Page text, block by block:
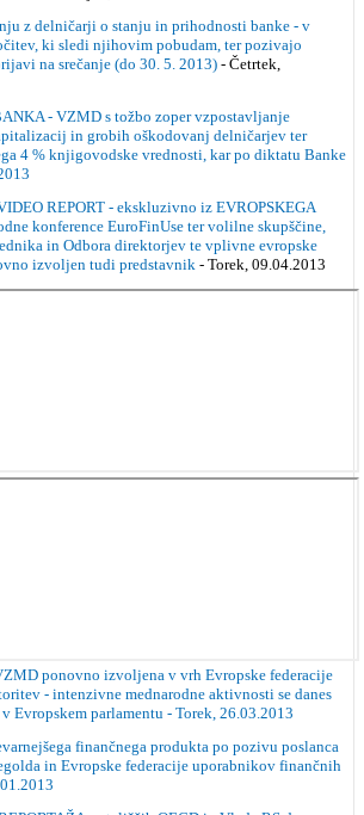
z delničarji o stanju in prihodnosti banke - v
ki sledi njihovim pobudam, ter pozivajo
na srečanje (do 30. 5. 2013) - Četrtek,
- VZMD s tožbo zoper vzpostavljanje
in grobih oškodovanj delničarjev ter
4 % knjigovodske vrednosti, kar po diktatu Banke
REPORT - ekskluzivno iz EVROPSKEGA
konference EuroFinUse ter volilne skupščine,
in Odbora direktorjev te vplivne evropske
izvoljen tudi predstavnik - Torek, 09.04.2013
ponovno izvoljena v vrh Evropske federacije
- intenzivne mednarodne aktivnosti se danes
Evropskem parlamentu - Torek, 26.03.2013
finančnega produkta po pozivu poslanca
in Evropske federacije uporabnikov finančnih